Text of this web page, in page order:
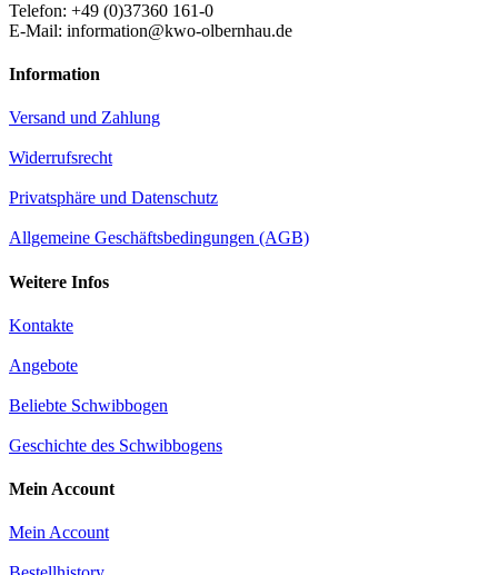
Telefon: +49 (0)37360 161-0
E-Mail: information@kwo-olbernhau.de
Information
Versand und Zahlung
Widerrufsrecht
Privatsphäre und Datenschutz
Allgemeine Geschäftsbedingungen (AGB)
Weitere Infos
Kontakte
Angebote
Beliebte Schwibbogen
Geschichte des Schwibbogens
Mein Account
Mein Account